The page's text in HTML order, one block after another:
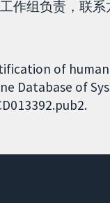
作组负责，联系
of
of